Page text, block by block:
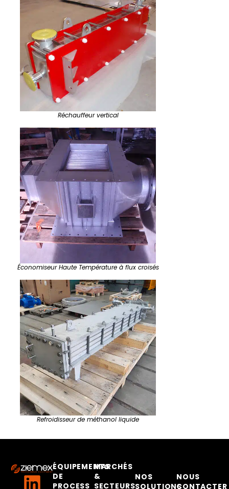
Réchauffeur vertical
Économiseur Haute Température à flux croisés
Refroidisseur de méthanol liquide
ÉQUIPEMENTS
DE
PROCESS
MARCHÉS
&
SECTEURS
NOS
SOLUTIONS
NOUS
CONTACTER